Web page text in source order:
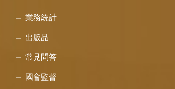
業務統計
出版品
常見問答
國會監督